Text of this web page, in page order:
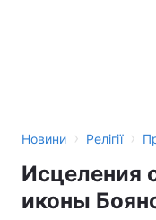
Новини › Релігії ›
Исцеления
иконы